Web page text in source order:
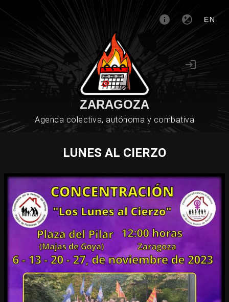
EN
ZARAGOZA
Agenda colectiva, autónoma y combativa
LUNES AL CIERZO